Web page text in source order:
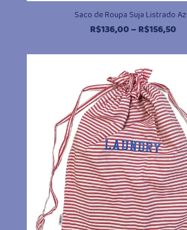
Saco de Roupa Suja Listrado
R$136,00–R$156,50